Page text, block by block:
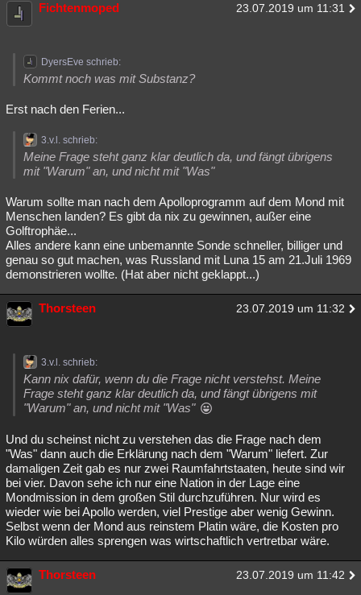
Fichtenmoped 23.07.2019 um 11:31
DyersEve schrieb:
Kommt noch was mit Substanz?
Erst nach den Ferien...
3.v.l. schrieb:
Meine Frage steht ganz klar deutlich da, und fängt übrigens
mit "Warum" an, und nicht mit "Was"
Warum sollte man nach dem Apolloprogramm auf dem Mond mit
Menschen landen? Es gibt da nix zu gewinnen, außer eine
Golftrophäe...
Alles andere kann eine unbemannte Sonde schneller, billiger und
genau so gut machen, was Russland mit Luna 15 am 21.Juli 1969
demonstrieren wollte. (Hat aber nicht geklappt...)
Thorsteen 23.07.2019 um 11:32
3.v.l. schrieb:
Kann nix dafür, wenn du die Frage nicht verstehst. Meine
Frage steht ganz klar deutlich da, und fängt übrigens mit
"Warum" an, und nicht mit "Was"
Und du scheinst nicht zu verstehen das die Frage nach dem
"Was" dann auch die Erklärung nach dem "Warum" liefert. Zur
damaligen Zeit gab es nur zwei Raumfahrtstaaten, heute sind wir
bei vier. Davon sehe ich nur eine Nation in der Lage eine
Mondmission in dem großen Stil durchzuführen. Nur wird es
wieder wie bei Apollo werden, viel Prestige aber wenig Gewinn.
Selbst wenn der Mond aus reinstem Platin wäre, die Kosten pro
Kilo würden alles sprengen was wirtschaftlich vertretbar wäre.
Thorsteen 23.07.2019 um 11:42